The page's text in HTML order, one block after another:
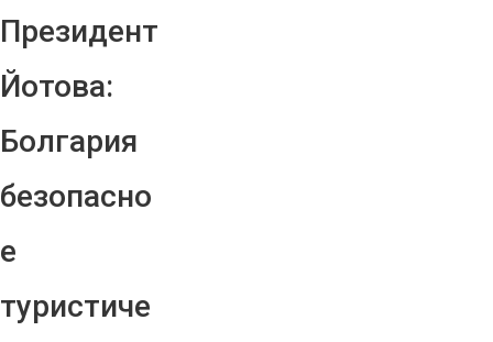
Президент
Йотова:
Болгария
безопасно
е
туристиче